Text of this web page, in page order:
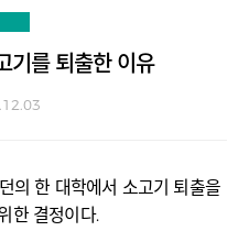
기를 퇴출한 이유
의 한 대학에서 소고기 퇴출을
한 결정이다.